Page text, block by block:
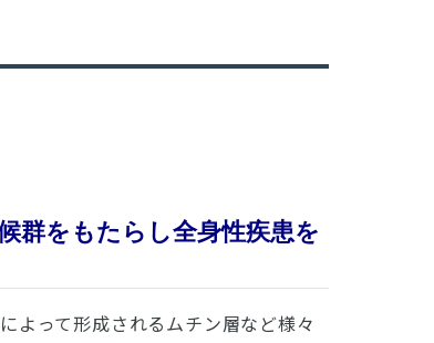
群をもたらし全身性疾患を
よって形成されるムチン層など様々